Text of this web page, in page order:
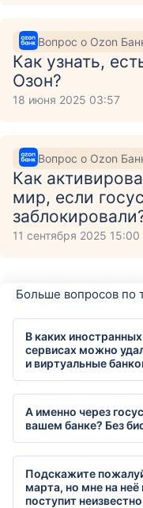
Вопрос о Ozon
Как узнать,
Озон?
18 июня 2025 03:57
Вопрос о Ozon
Как
мир, если
11 сентября 2025 15:00
Больше вопросов по
В каких
сервисах можно
и виртуальные
А именно через
вашем банке? Без
Подскажите
марта, но мне на
поступит